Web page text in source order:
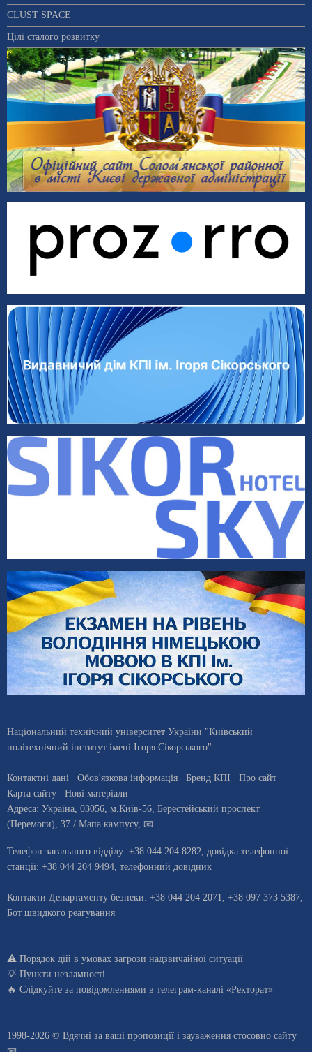
CLUST SPACE
Цілі сталого розвитку
Національний технічний університет України "Київський
політехнічний інститут імені Ігоря Сікорського"
Контактні дані Обов'язкова інформація Бренд КПІ
Про сайт
Карта сайту
Нові матеріали
Адреса: Україна 03056 , м. Київ-56, Берестейський проспект
(Перемоги), 37 / Мапа кампусу, 📧
Телефон загального відділу: +38 044 204 8282 , довiдка телефонної
станцiї: +38 044 204 9494 телефонний довідник
Контакти Департаменту безпеки: +38 044 204 2071, +38 097 373 5387,
Бот швидкого реагування
⚠️ Порядок дій в умовах загрози надзвичайної ситуації
💡 Пункти незламності
🔥 Слідкуйте за повідомленнями в телеграм-каналі «Ректорат»
1998-2026 © Вдячні за ваші пропозиції і зауваження стосовно сайту